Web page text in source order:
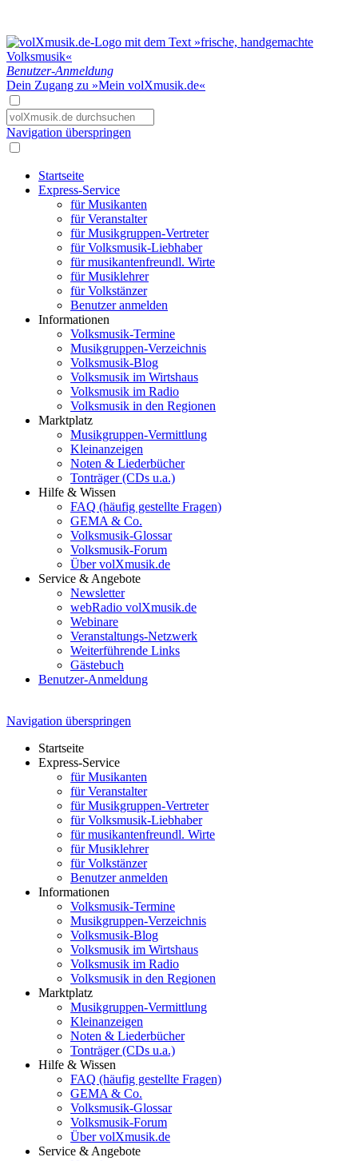
Benutzer-Anmeldung
Dein Zugang zu »Mein volXmusik.de«
Navigation überspringen
Startseite
Express-Service
für Musikanten
für Veranstalter
für Musikgruppen-Vertreter
für Volksmusik-Liebhaber
für musikantenfreundl. Wirte
für Musiklehrer
für Volkstänzer
Benutzer anmelden
Informationen
Volksmusik-Termine
Musikgruppen-Verzeichnis
Volksmusik-Blog
Volksmusik im Wirtshaus
Volksmusik im Radio
Volksmusik in den Regionen
Marktplatz
Musikgruppen-Vermittlung
Kleinanzeigen
Noten & Liederbücher
Tonträger (CDs u.a.)
Hilfe & Wissen
FAQ (häufig gestellte Fragen)
GEMA & Co.
Volksmusik-Glossar
Volksmusik-Forum
Über volXmusik.de
Service & Angebote
Newsletter
webRadio volXmusik.de
Webinare
Veranstaltungs-Netzwerk
Weiterführende Links
Gästebuch
Benutzer-Anmeldung
Navigation überspringen
Startseite
Express-Service
für Musikanten
für Veranstalter
für Musikgruppen-Vertreter
für Volksmusik-Liebhaber
für musikantenfreundl. Wirte
für Musiklehrer
für Volkstänzer
Benutzer anmelden
Informationen
Volksmusik-Termine
Musikgruppen-Verzeichnis
Volksmusik-Blog
Volksmusik im Wirtshaus
Volksmusik im Radio
Volksmusik in den Regionen
Marktplatz
Musikgruppen-Vermittlung
Kleinanzeigen
Noten & Liederbücher
Tonträger (CDs u.a.)
Hilfe & Wissen
FAQ (häufig gestellte Fragen)
GEMA & Co.
Volksmusik-Glossar
Volksmusik-Forum
Über volXmusik.de
Service & Angebote